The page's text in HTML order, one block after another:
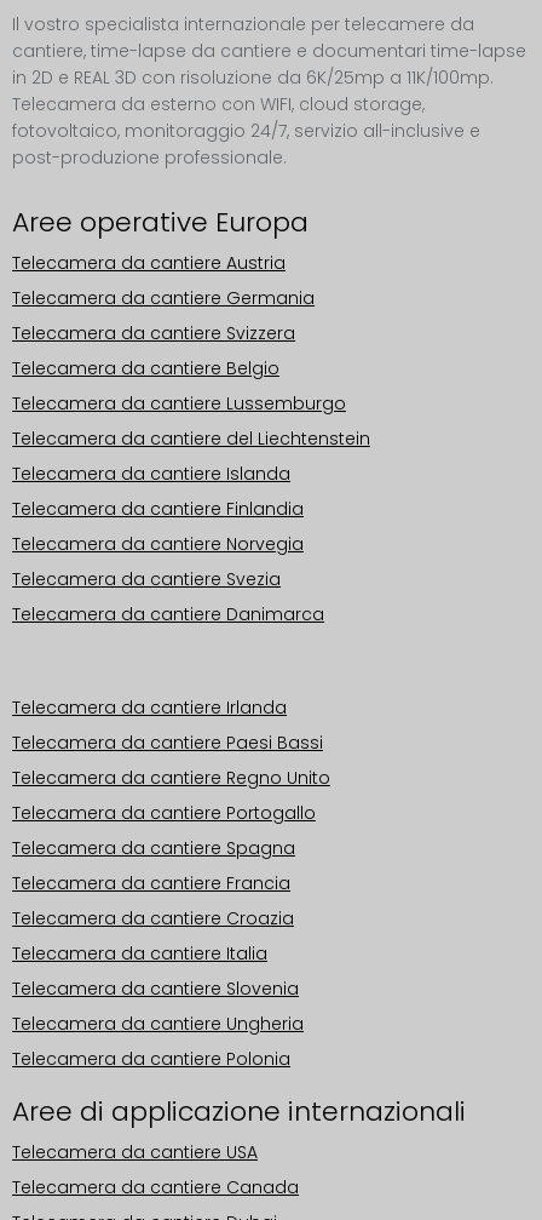
Il vostro specialista internazionale per telecamere da
cantiere, time-lapse da cantiere e documentari time-lapse
in 2D e REAL 3D con risoluzione da 6K/25mp a 11K/100mp.
Telecamera da esterno con WIFI, cloud storage,
fotovoltaico, monitoraggio 24/7, servizio all-inclusive e
post-produzione professionale.
Aree operative Europa
Telecamera da cantiere Austria
Telecamera da cantiere Germania
Telecamera da cantiere Svizzera
Telecamera da cantiere Belgio
Telecamera da cantiere Lussemburgo
Telecamera da cantiere del Liechtenstein
Telecamera da cantiere Islanda
Telecamera da cantiere Finlandia
Telecamera da cantiere Norvegia
Telecamera da cantiere Svezia
Telecamera da cantiere Danimarca
Telecamera da cantiere Irlanda
Telecamera da cantiere Paesi Bassi
Telecamera da cantiere Regno Unito
Telecamera da cantiere Portogallo
Telecamera da cantiere Spagna
Telecamera da cantiere Francia
Telecamera da cantiere Croazia
Telecamera da cantiere Italia
Telecamera da cantiere Slovenia
Telecamera da cantiere Ungheria
Telecamera da cantiere Polonia
Aree di applicazione internazionali
Telecamera da cantiere USA
Telecamera da cantiere Canada